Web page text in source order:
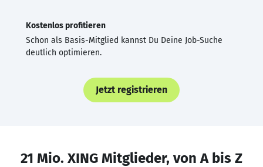
Kostenlos profitieren
Schon als Basis-Mitglied kannst Du Deine Job-Suche
deutlich optimieren.
Jetzt registrieren
21 Mio. XING Mitglieder, von A bis Z